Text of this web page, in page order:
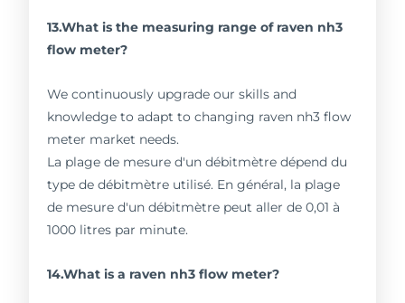
13.What is the measuring range of raven nh3
flow meter?
We continuously upgrade our skills and
knowledge to adapt to changing raven nh3 flow
meter market needs.
La plage de mesure d'un débitmètre dépend du
type de débitmètre utilisé. En général, la plage
de mesure d'un débitmètre peut aller de 0,01 à
1000 litres par minute.
14.What is a raven nh3 flow meter?